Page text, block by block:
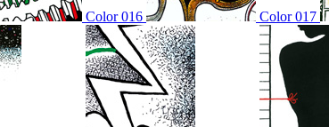
Color 016 Color 017